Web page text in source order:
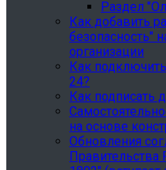
Раздел
Как добавить
безопасность"
организации
Как
24?
Как подписать
на основе
Обновления
Правительства